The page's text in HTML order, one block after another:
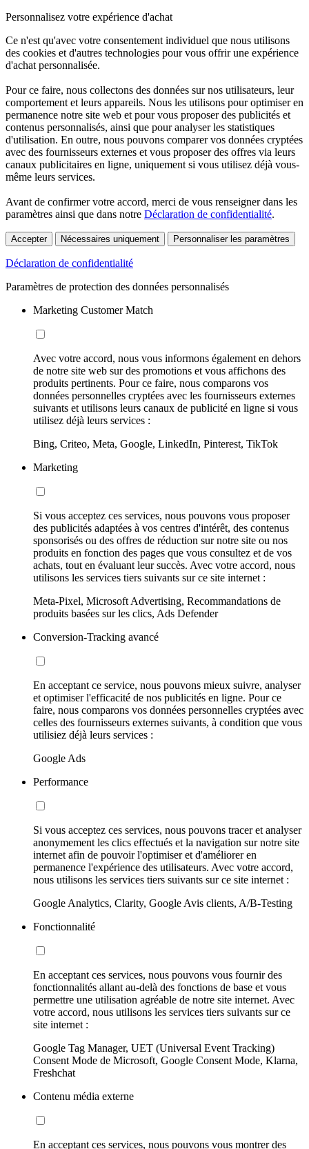
Personnalisez votre expérience d'achat
Ce n'est qu'avec votre consentement individuel que nous utilisons
des cookies et d'autres technologies pour vous offrir une expérience
d'achat personnalisée.
Pour ce faire, nous collectons des données sur nos utilisateurs, leur
comportement et leurs appareils. Nous les utilisons pour optimiser en
permanence notre site web et pour vous proposer des publicités et
contenus personnalisés, ainsi que pour analyser les statistiques
d'utilisation. En outre, nous pouvons comparer vos données cryptées
avec des fournisseurs externes et vous proposer des offres via leurs
canaux publicitaires en ligne, uniquement si vous utilisez déjà vous-
même leurs services.
Avant de confirmer votre accord, merci de vous renseigner dans les
paramètres ainsi que dans notre Déclaration de confidentialité.
Accepter Nécessaires uniquement Personnaliser les paramètres
Déclaration de confidentialité
Paramètres de protection des données personnalisés
Marketing Customer Match
Avec votre accord, nous vous informons également en dehors
de notre site web sur des promotions et vous affichons des
produits pertinents. Pour ce faire, nous comparons vos
données personnelles cryptées avec les fournisseurs externes
suivants et utilisons leurs canaux de publicité en ligne si vous
utilisez déjà leurs services :
Bing, Criteo, Meta, Google, LinkedIn, Pinterest, TikTok
Marketing
Si vous acceptez ces services, nous pouvons vous proposer
des publicités adaptées à vos centres d'intérêt, des contenus
sponsorisés ou des offres de réduction sur notre site ou nos
produits en fonction des pages que vous consultez et de vos
achats, tout en évaluant leur succès. Avec votre accord, nous
utilisons les services tiers suivants sur ce site internet :
Meta-Pixel, Microsoft Advertising, Recommandations de
produits basées sur les clics, Ads Defender
Conversion-Tracking avancé
En acceptant ce service, nous pouvons mieux suivre, analyser
et optimiser l'efficacité de nos publicités en ligne. Pour ce
faire, nous comparons vos données personnelles cryptées avec
celles des fournisseurs externes suivants, à condition que vous
utilisiez déjà leurs services :
Google Ads
Performance
Si vous acceptez ces services, nous pouvons tracer et analyser
anonymement les clics effectués et la navigation sur notre site
internet afin de pouvoir l'optimiser et d'améliorer en
permanence l'expérience des utilisateurs. Avec votre accord,
nous utilisons les services tiers suivants sur ce site internet :
Google Analytics, Clarity, Google Avis clients, A/B-Testing
Fonctionnalité
En acceptant ces services, nous pouvons vous fournir des
fonctionnalités allant au-delà des fonctions de base et vous
permettre une utilisation agréable de notre site internet. Avec
votre accord, nous utilisons les services tiers suivants sur ce
site internet :
Google Tag Manager, UET (Universal Event Tracking)
Consent Mode de Microsoft, Google Consent Mode, Klarna,
Freshchat
Contenu média externe
En acceptant ces services, nous pouvons vous montrer des